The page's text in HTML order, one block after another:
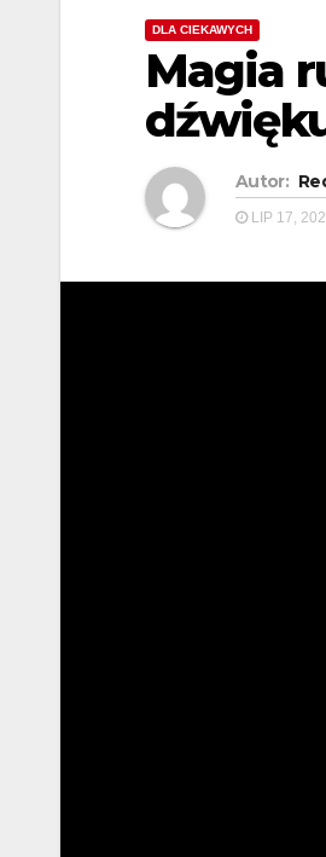
DLA CIEKAWYCH
Magia
Autor:
LIP 17,